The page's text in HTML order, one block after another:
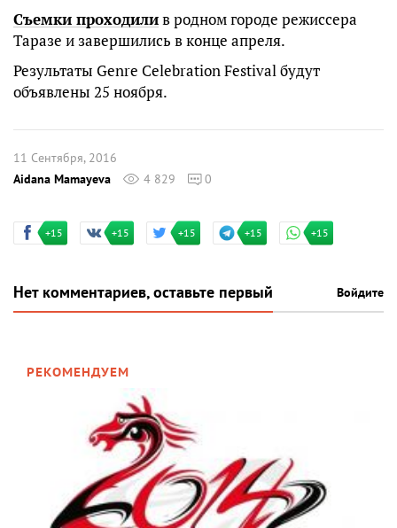
Съемки проходилив родном городе режиссера
Таразе и завершились в конце апреля.
Результаты Genre Celebration Festival будут
объявлены 25 ноября.
11 Сентября, 2016
Aidana Mamayeva
4 829 0
+15 +15 +15 +15 +15
Нет комментариев, оставьте первый Войдите
РЕКОМЕНДУЕМ